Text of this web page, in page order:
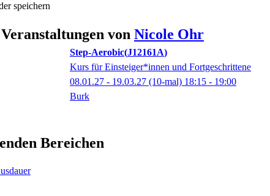
speichern
von Nicole Ohr
Step-Aerobic J12161A
Kurs für Einsteiger*innen und Fortgeschrittene
08.01.27 - 19.03.27 (10-mal) 18:15 - 19:00
Burk
Bereichen